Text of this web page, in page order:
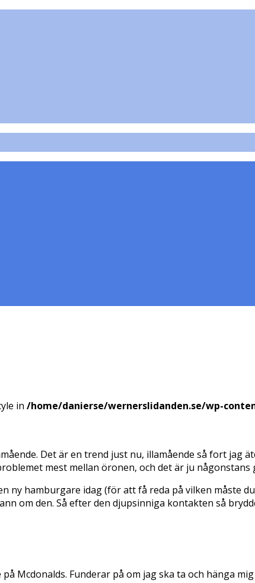
in /home/danierse/wernerslidanden.se/wp-
Det är en trend just nu, illamående så fort jag
mest mellan öronen, och det är ju någonstans
ny hamburgare idag (för att få reda på vilken måste
om den. Så efter den djupsinniga kontakten så
Mcdonalds. Funderar på om jag ska ta och hänga